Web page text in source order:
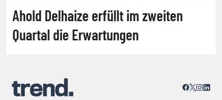
Ahold Delhaize erfüllt im zweiten
Quartal die Erwartungen